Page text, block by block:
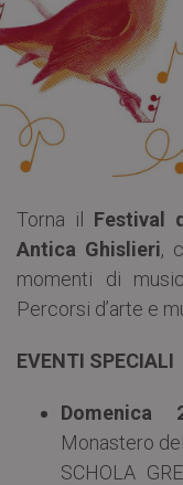
Torna il Festival
Antica Ghislieri,
momenti di
Percorsi d’arte e
EVENTI SPECIALI
Domenica
Monastero
SCHOLA